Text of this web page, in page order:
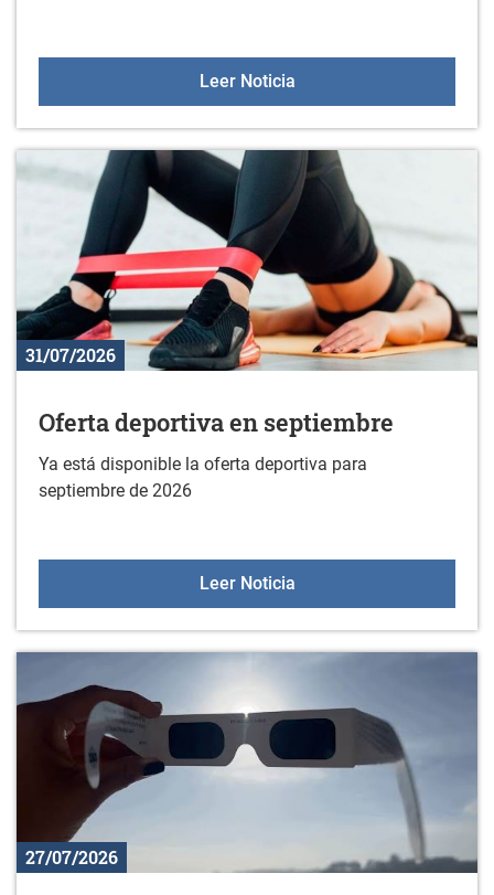
Leer NoticiaHorario de Sologana en
31/07/2026
Oferta deportiva en septiembre
Ya está disponible la oferta deportiva para
septiembre de 2026
Leer NoticiaOferta deportiva en
27/07/2026